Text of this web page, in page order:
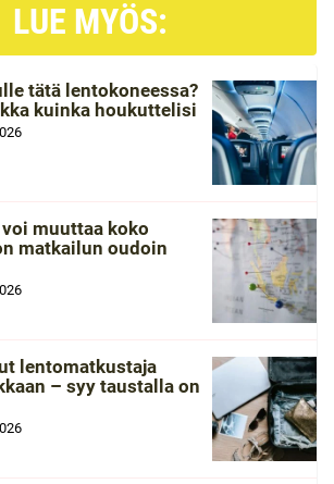
LUE MYÖS:
tätä lentokoneessa?
kuinka houkuttelisi
muuttaa koko
matkailun oudoin
lentomatkustaja
– syy taustalla on